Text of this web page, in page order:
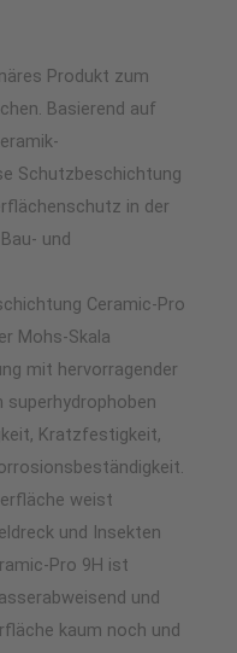
Produkt zum
Basierend auf
Schutzbeschichtung
in der
und
Ceramic-Pro
Mohs-Skala
mit hervorragender
superhydrophoben
Kratzfestigkeit,
weist
und Insekten
Pro 9H ist
und
kaum noch und